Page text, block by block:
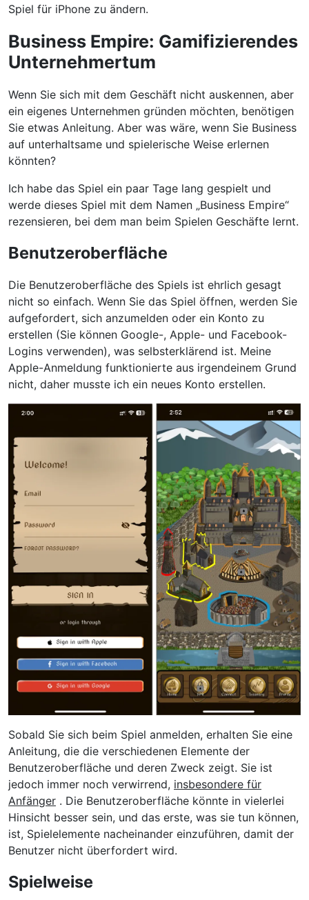
Spiel für iPhone zu ändern.
Business Empire: Gamifizierendes
Unternehmertum
Wenn Sie sich mit dem Geschäft nicht auskennen, aber
ein eigenes Unternehmen gründen möchten, benötigen
Sie etwas Anleitung. Aber was wäre, wenn Sie Business
auf unterhaltsame und spielerische Weise erlernen
könnten?
Ich habe das Spiel ein paar Tage lang gespielt und
werde dieses Spiel mit dem Namen „Business Empire“
rezensieren, bei dem man beim Spielen Geschäfte lernt.
Benutzeroberfläche
Die Benutzeroberfläche des Spiels ist ehrlich gesagt
nicht so einfach. Wenn Sie das Spiel öffnen, werden Sie
aufgefordert, sich anzumelden oder ein Konto zu
erstellen (Sie können Google-, Apple- und Facebook-
Logins verwenden), was selbsterklärend ist. Meine
Apple-Anmeldung funktionierte aus irgendeinem Grund
nicht, daher musste ich ein neues Konto erstellen.
Sobald Sie sich beim Spiel anmelden, erhalten Sie eine
Anleitung, die die verschiedenen Elemente der
Benutzeroberfläche und deren Zweck zeigt. Sie ist
jedoch immer noch verwirrend, insbesondere für
Anfänger . Die Benutzeroberfläche könnte in vielerlei
Hinsicht besser sein, und das erste, was sie tun können,
ist, Spielelemente nacheinander einzuführen, damit der
Benutzer nicht überfordert wird.
Spielweise